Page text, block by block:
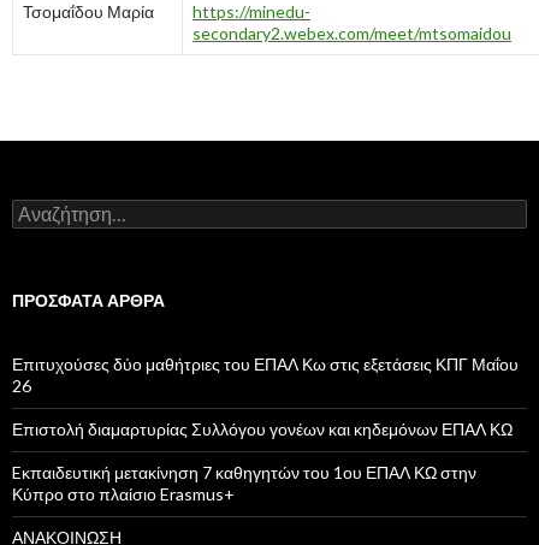
Τσομαΐδου Μαρία
https://minedu-
secondary2.webex.com/meet/mtsomaidou
Α
ν
ή
σ
η
γ
ι
α
:
ΠΡΌΣΦΑΤΑ ΆΡΘΡΑ
Επιτυχούσες δύο μαθήτριες του ΕΠΑΛ Κω στις εξετάσεις ΚΠΓ Μαΐου
26
Επιστολή διαμαρτυρίας Συλλόγου γονέων και κηδεμόνων ΕΠΑΛ ΚΩ
Eκπαιδευτική μετακίνηση 7 καθηγητών του 1ου ΕΠΑΛ ΚΩ στην
Κύπρο στο πλαίσιο Erasmus+
ΑΝΑΚΟΙΝΩΣΗ